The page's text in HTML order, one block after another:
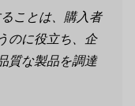
ことは、購入者
のに役立ち、企
質な製品を調達